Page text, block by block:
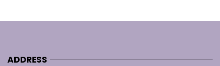
ADDRESS